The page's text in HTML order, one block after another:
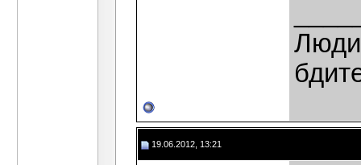
19.06.2012, 13:21